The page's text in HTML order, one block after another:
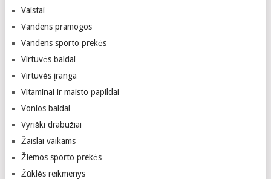
Vaistai
Vandens pramogos
Vandens sporto prekės
Virtuvės baldai
Virtuvės įranga
Vitaminai ir maisto papildai
Vonios baldai
Vyriški drabužiai
Žaislai vaikams
Žiemos sporto prekės
Žūklės reikmenys